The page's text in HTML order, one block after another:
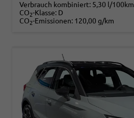
Verbrauch kombiniert: 5,30 l/100km
CO2-Klasse: D
CO2-Emissionen: 120,00 g/km